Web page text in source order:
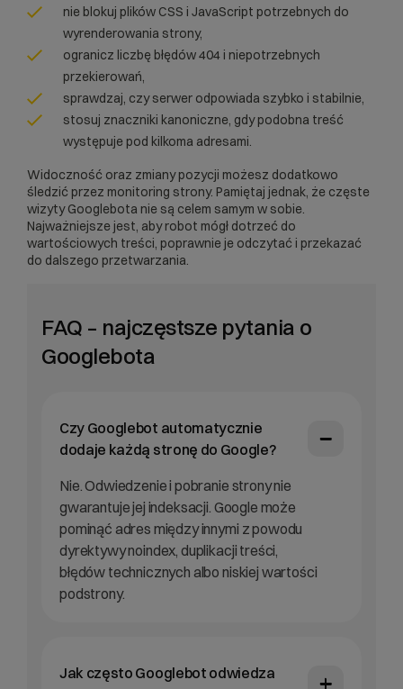
nie blokuj plików CSS i JavaScript potrzebnych do
wyrenderowania strony,
ogranicz liczbę błędów 404 i niepotrzebnych
przekierowań,
sprawdzaj, czy serwer odpowiada szybko i stabilnie,
stosuj znaczniki kanoniczne, gdy podobna treść
występuje pod kilkoma adresami.
Widoczność oraz zmiany pozycji możesz dodatkowo
śledzić przez monitoring strony. Pamiętaj jednak, że częste
wizyty Googlebota nie są celem samym w sobie.
Najważniejsze jest, aby robot mógł dotrzeć do
wartościowych treści, poprawnie je odczytać i przekazać
do dalszego przetwarzania.
FAQ – najczęstsze pytania o
Googlebota
Czy Googlebot automatycznie
dodaje każdą stronę do Google?
Nie. Odwiedzenie i pobranie strony nie
gwarantuje jej indeksacji. Google może
pominąć adres między innymi z powodu
dyrektywy noindex, duplikacji treści,
błędów technicznych albo niskiej wartości
podstrony.
Jak często Googlebot odwiedza